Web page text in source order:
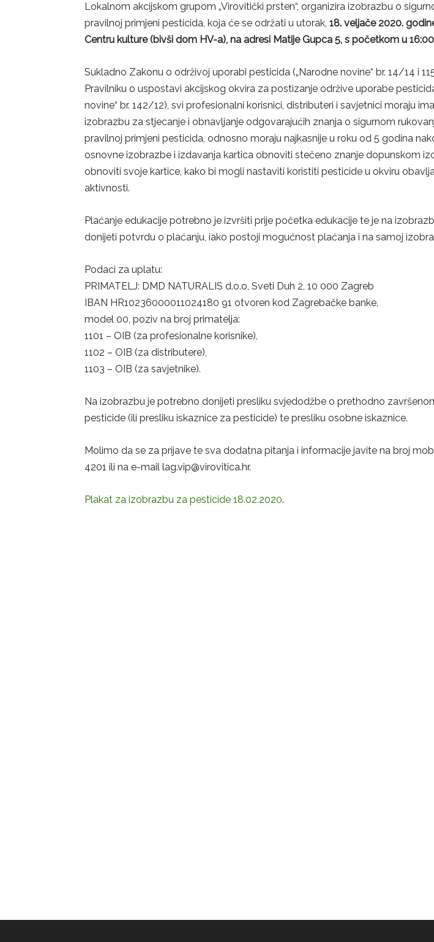
Lokalnom akcijskom grupom „Virovitički prsten“, organizira izobrazbu o
pravilnoj primjeni pesticida, koja će se održati u utorak, 18. veljače 2020.
Centru kulture (bivši dom HV-a), na adresi Matije Gupca 5, s početkom u
Sukladno Zakonu o održivoj uporabi pesticida („Narodne novine“ br. 14/14 i
Pravilniku o uspostavi akcijskog okvira za postizanje održive uporabe
novine“ br. 142/12), svi profesionalni korisnici, distributeri i savjetnici moraju
izobrazbu za stjecanje i obnavljanje odgovarajućih znanja o sigurnom
pravilnoj primjeni pesticida, odnosno moraju najkasnije u roku od 5 godina
osnovne izobrazbe i izdavanja kartica obnoviti stečeno znanje dopunskom
obnoviti svoje kartice, kako bi mogli nastaviti koristiti pesticide u okviru
aktivnosti.
Plaćanje edukacije potrebno je izvršiti prije početka edukacije te je na
donijeti potvrdu o plaćanju, iako postoji mogućnost plaćanja i na samoj
Podaci za uplatu:
PRIMATELJ: DMD NATURALIS d.o.o, Sveti Duh 2, 10 000 Zagreb
IBAN HR10236000011024180 91 otvoren kod Zagrebačke banke,
model 00, poziv na broj primatelja:
1101 – OIB (za profesionalne korisnike),
1102 – OIB (za distributere),
1103 – OIB (za savjetnike).
Na izobrazbu je potrebno donijeti presliku svjedodžbe o prethodno
pesticide (ili presliku iskaznice za pesticide) te presliku osobne iskaznice.
Molimo da se za prijave te sva dodatna pitanja i informacije javite na broj
4201 ili na e-mail lag.vip@virovitica.hr.
Plakat za izobrazbu za pesticide 18.02.2020.